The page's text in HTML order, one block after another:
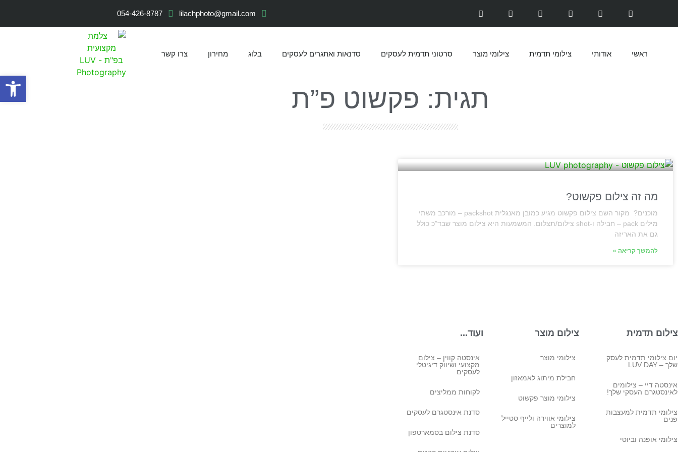
lilachphoto@gmail.com
054-426-8787
ראשי אודותי צילומי תדמית צילומי מוצר סרטוני תדמית לעסקים סדנאות ואתגרים לעסקים בלוג מחירון צרו קשר
תגית: פקשוט פ”ת
מה זה צילום פקשוט?
מוכנים? מקור השם צילום פקשוט מגיע כמובן מאנגלית packshot – מורכב משתי
מילים pack – חבילה ו-shot צילום/תצלום. המשמעות היא צילום מוצר שבד”כ כולל
גם את האריזה
להמשך קריאה »
צילום תדמית
יום צילומי תדמית לעסק
שלך – LUV DAY
אינסטה דיי – צילומים
לאינסטגרם העסקי שלך!
צילומי תדמית למעצבות
פנים
צילומי אופנה וביוטי
צילום מוצר
צילומי מוצר
חבילת מיתוג לאמאזון‎
צילומי מוצר פקשוט
צילומי אווירה ולייף סטייל
למוצרים
ועוד...
אינסטה קווין – צילום
מקצועי ושיווק דיגיטלי
לעסקים
לקוחות ממליצים
סדנת אינסטגרם לעסקים
סדנת צילום בסמארטפון